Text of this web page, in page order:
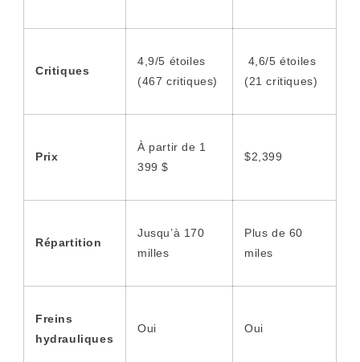
Critiques
4,9/5 étoiles
(467 critiques)
4,6/5 étoiles
(21 critiques)
Prix
À partir de 1
399 $
$2,399
Répartition
Jusqu’à 170
milles
Plus de 60
miles
Freins
hydrauliques
Oui Oui